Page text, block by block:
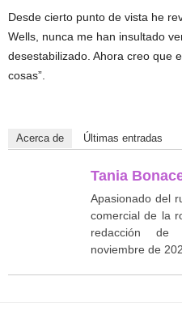
Desde cierto punto de vista he
Wells, nunca me han insultado
desestabilizado. Ahora creo que
cosas”.
Acerca de Últimas entradas
Tania
Apasionado del
comercial de la
redacción de
noviembre de